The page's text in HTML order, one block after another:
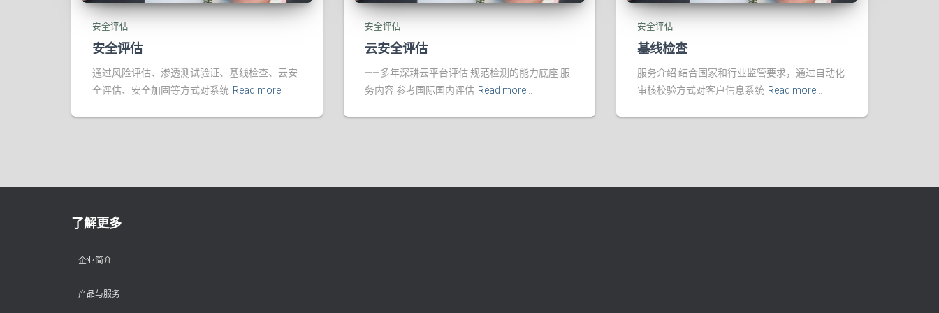
安全评估
安全评估
通过风险评估、渗透测试验证、基线检查、云安
全评估、安全加固等方式对系统 Read more…
安全评估
云安全评估
——多年深耕云平台评估 规范检测的能力底座 服
务内容 参考国际国内评估 Read more…
安全评估
基线检查
服务介绍 结合国家和行业监管要求，通过自动化
审核校验方式对客户信息系统 Read more…
了解更多
企业简介
产品与服务